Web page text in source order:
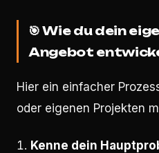
🎯Wie du dein
Angebot
Hier ein einfacher
oder eigenen Projekten
Kenne dein